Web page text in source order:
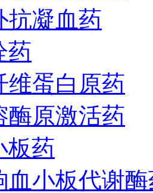
抗凝血药
药
维蛋白原药
酶原激活药
板药
血小板代谢